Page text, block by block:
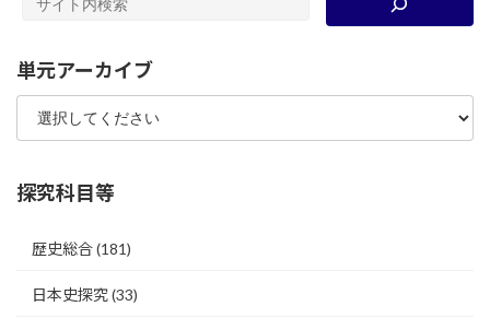
単元アーカイブ
探究科目等
歴史総合(181)
日本史探究(33)